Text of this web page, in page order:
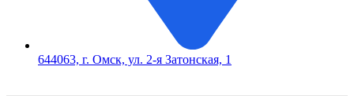
644063, г. Омск, ул. 2-я Затонская, 1